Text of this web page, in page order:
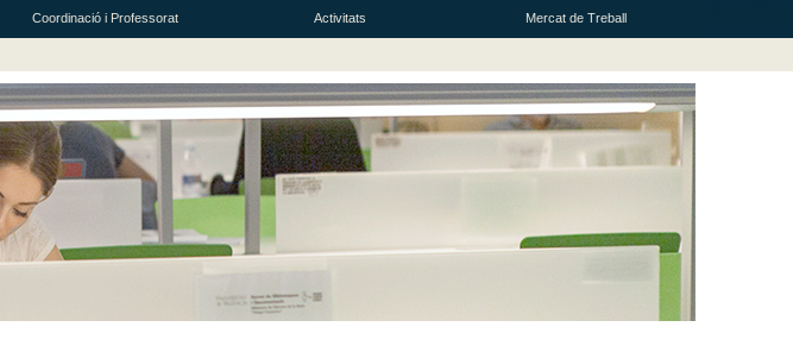
Coordinació i Professorat Activitats Mercat de Treball